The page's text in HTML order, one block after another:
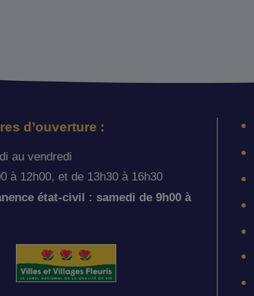
d’ouverture :
au vendredi
à 12h00, et de 13h30 à 16h30
état-civil : samedi de 9h00 à